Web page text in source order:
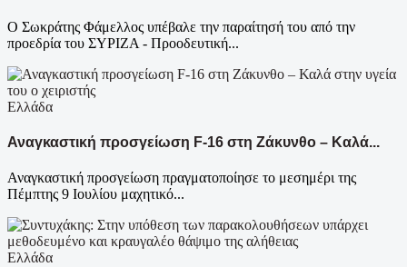
Ο Σωκράτης Φάμελλος υπέβαλε την παραίτησή του από την
προεδρία του ΣΥΡΙΖΑ - Προοδευτική...
Ελλάδα
Αναγκαστική προσγείωση F-16 στη Ζάκυνθο – Καλά...
Αναγκαστική προσγείωση πραγματοποίησε το μεσημέρι της
Πέμπτης 9 Ιουλίου μαχητικό...
Ελλάδα